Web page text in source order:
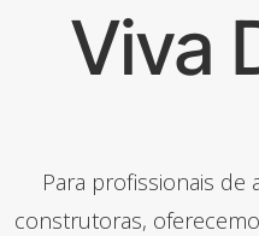
Viva
Para profissionais de
construtoras,